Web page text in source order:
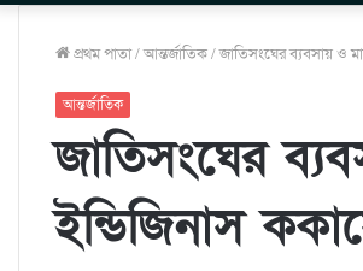
প্রথম পাতা/আন্তর্জাতিক/জাতিসংঘের ব্যবসায় ও
আন্তর্জাতিক
জাতিসংঘের
ইন্ডিজিনাস